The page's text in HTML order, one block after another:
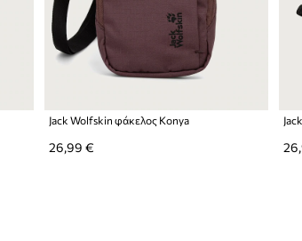
Jack Wolfskin φάκελος Konya
26,99 €